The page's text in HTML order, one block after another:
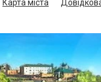
Карта міста